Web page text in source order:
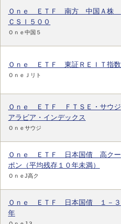
Ｏｎｅ ＥＴＦ 南方 中国Ａ株
ＣＳＩ５００
Ｏｎｅ中国５
Ｏｎｅ ＥＴＦ 東証ＲＥＩＴ指数
ＯｎｅＪリト
Ｏｎｅ ＥＴＦ ＦＴＳＥ・サウジ
アラビア・インデックス
Ｏｎｅサウジ
Ｏｎｅ ＥＴＦ 日本国債 高クー
ポン（平均残存１０年未満）
ＯｎｅJ高ク
Ｏｎｅ ＥＴＦ 日本国債 １－３
年